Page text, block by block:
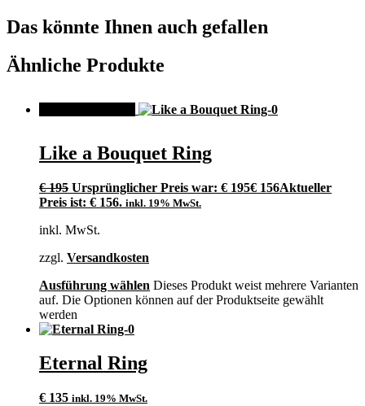
Das könnte Ihnen auch gefallen
Ähnliche Produkte
Like a Bouquet Ring
€195 Ursprünglicher Preis war: € 195€ 156Aktueller
Preis ist: € 156. inkl. 19% MwSt.
inkl. MwSt.
zzgl. Versandkosten
Ausführung wählen Dieses Produkt weist mehrere Varianten
auf. Die Optionen können auf der Produktseite gewählt
werden
Eternal Ring
€ 135 inkl. 19% MwSt.